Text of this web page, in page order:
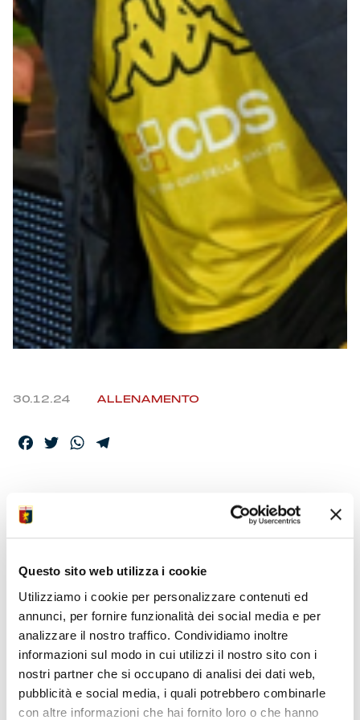
Questo sito web utilizza i cookie
Utilizziamo i cookie per personalizzare contenuti ed
annunci, per fornire funzionalità dei social media e per
analizzare il nostro traffico. Condividiamo inoltre
informazioni sul modo in cui utilizzi il nostro sito con i
nostri partner che si occupano di analisi dei dati web,
pubblicità e social media, i quali potrebbero combinarle
con altre informazioni che hai fornito loro o che hanno
Summer Sale
Mare
Accessori
Party
Outlet
Helan x Genoa
Isolani x Genoa
Gift Card Online Store
30.12.24 ALLENAMENTO
Facebook
TwitterWhatsApp
MARTEDÌ IL RITORNO
DELLA SQUADRA
Vieira riaccoglie i giocatori per preparare la partita in
casa del Lecce
Ripresa anticipata per diversi elementi tra cui il
nazionale Malinovskyi